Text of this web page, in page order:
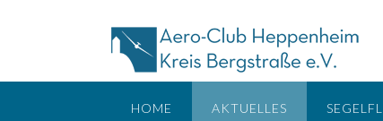
HOME AKTUELLES